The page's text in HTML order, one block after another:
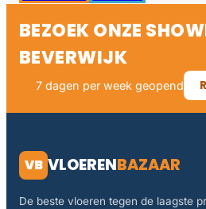
BEZOEK ONZE
BEVERWIJK
7 dagen per week geopend
VB VLOERENBAZAAR
De beste vloeren tegen de laagste